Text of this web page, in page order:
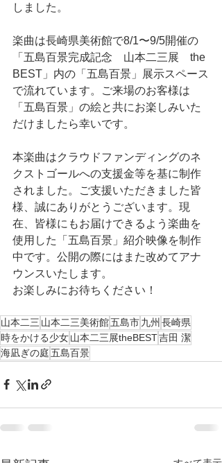
しました。
楽曲は長崎県美術館で8/1〜9/5開催の
「五島百景完成記念　山本二三展　the
BEST」内の「五島百景」展示スペース
で流れています。ご来場のお客様は
「五島百景」の絵と共にお楽しみいた
だけましたら幸いです。
本楽曲はクラウドファンディングのネ
クストゴールへの支援金等を基に制作
されました。ご支援いただきました皆
様、誠にありがとうございます。現
在、皆様にもお届けできるよう楽曲を
使用した「五島百景」紹介映像を制作
中です。公開の際にはまた改めてアナ
ウンスいたします。
お楽しみにお待ちください！
山本二三 山本二三美術館五島市九州 長崎県
時をかける少女山本二三展theBEST吉田 潔
海凪ぎの庭五島百景